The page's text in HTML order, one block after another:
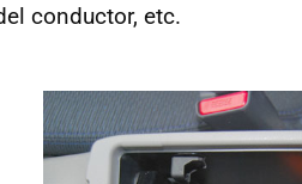
conductor, etc.